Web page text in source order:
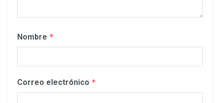
Nombre *
Correo electrónico *